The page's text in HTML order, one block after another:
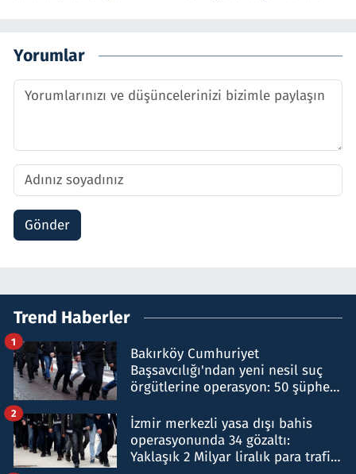
Yorumlar
Gönder
Trend Haberler
Bakırköy Cumhuriyet
Başsavcılığı'ndan yeni nesil suç
örgütlerine operasyon: 50 şüpheli
1
İzmir merkezli yasa dışı bahis
operasyonunda 34 gözaltı:
Yaklaşık 2 Milyar liralık para trafiği
2